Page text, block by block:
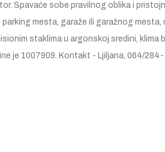
Spavaće sobe pravilnog oblika i
mesta, garaže ili garažnog
staklima u argonskoj sredini,
je 1007909. Kontakt - Ljiljana, 064/